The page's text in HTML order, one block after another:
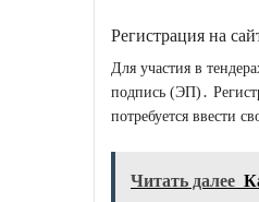
Регистрация на
Для участия в
подпись (ЭП)․
потребуется ввести
Читать далее